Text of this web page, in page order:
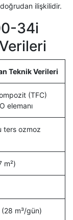
ilişkilidir.
34i
Teknik Verileri
(TFC)
elemanı
ters ozmoz
m²)
m³/gün)